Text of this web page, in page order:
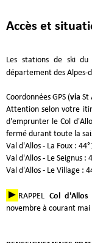
Accès et
Les stations de ski
département des Alpes-
Coordonnées GPS (via St
Attention selon votre
d'emprunter le Col
fermé durant toute la
Val d'Allos - La Foux :
Val d'Allos - Le Seignus :
Val d'Allos - Le Village :
► RAPPEL Col d'Allos
novembre à courant